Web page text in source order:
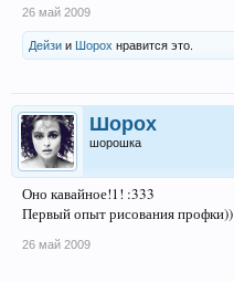
26 май 2009
Дейзи и Шорох нравится это.
Шорох
шорошка
Оно кавайное!1! :333
Первый опыт рисования профки))
26 май 2009